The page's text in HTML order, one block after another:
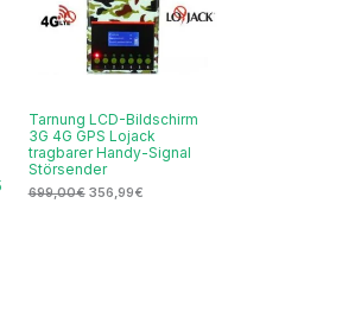
Tarnung LCD-Bildschirm
3G 4G GPS Lojack
tragbarer Handy-Signal
Störsender
699,00€ 356,99€